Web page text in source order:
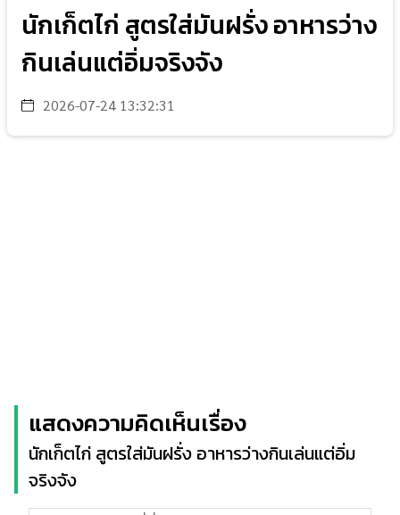
นักเก็ตไก่ สูตรใส่มันฝรั่ง อาหารว่าง
กินเล่นแต่อิ่มจริงจัง
2026-07-24 13:32:31
แสดงความคิดเห็นเรื่อง
นักเก็ตไก่ สูตรใส่มันฝรั่ง อาหารว่างกินเล่นแต่อิ่ม
จริงจัง